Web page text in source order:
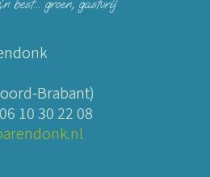
best... groen, gastvrij
Brabant)
06 10 30 22 08